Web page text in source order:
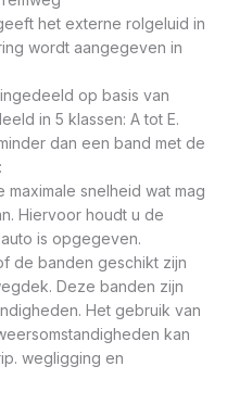
het externe rolgeluid in
wordt aangegeven in
op basis van
in 5 klassen: A tot E.
dan een band met de
snelheid wat mag
Hiervoor houdt u de
is opgegeven.
de banden geschikt zijn
Deze banden zijn
Het gebruik van
kan
wegligging en